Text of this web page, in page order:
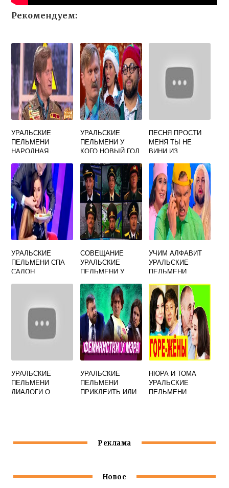
Рекомендуем:
УРАЛЬСКИЕ
ПЕЛЬМЕНИ
НАРОДНАЯ
УРАЛЬСКИЕ
ПЕЛЬМЕНИ У
КОГО НОВЫЙ ГОД
ПЕСНЯ ПРОСТИ
МЕНЯ ТЫ НЕ
ВИНИ ИЗ
ПЕЛЬМЕНЕЙ
УРАЛЬСКИЕ
ПЕЛЬМЕНИ СПА
САЛОН
СОВЕЩАНИЕ
УРАЛЬСКИЕ
ПЕЛЬМЕНИ У
УЧИМ АЛФАВИТ
УРАЛЬСКИЕ
ПЕЛЬМЕНИ
РОЖКОВ
УРАЛЬСКИЕ
ПЕЛЬМЕНИ
ДИАЛОГИ О
УРАЛЬСКИЕ
ПЕЛЬМЕНИ
ПРИКЛЕИТЬ ИЛИ
НЮРА И ТОМА
УРАЛЬСКИЕ
ПЕЛЬМЕНИ
Реклама
Новое